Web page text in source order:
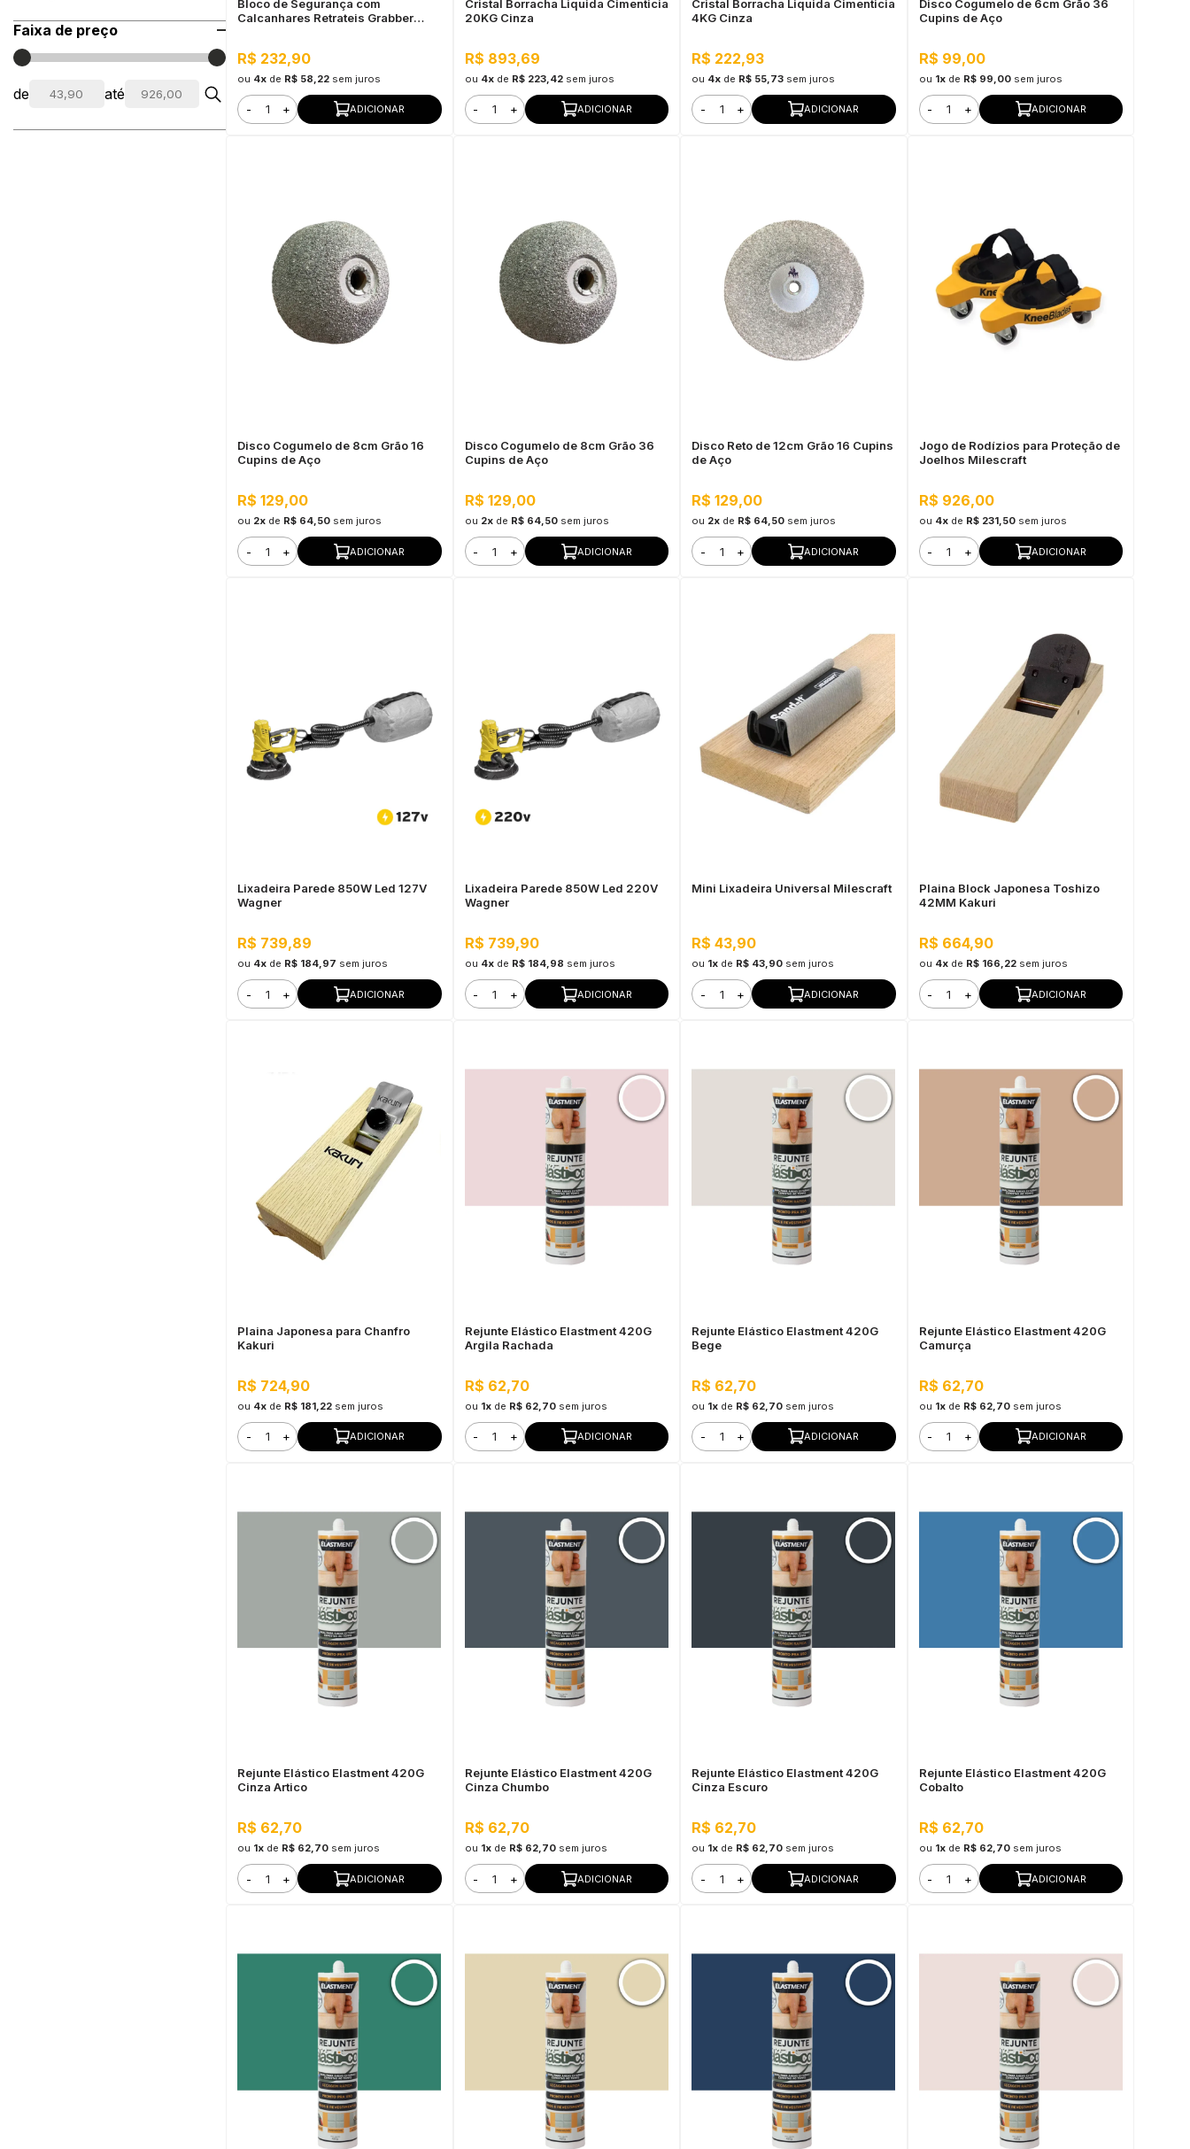
Faixa de preço
de até
Bloco de Segurança com
Calcanhares Retrateis Grabber
R$ 232,90
ou 4x de R$ 58,22 sem juros
- + ADICIONAR
Cristal Borracha Liquida Cimenticia
20KG Cinza
R$ 893,69
ou 4xde R$ 223,42 sem juros
- + ADICIONAR
Cristal Borracha Liquida Cimenticia
4KG Cinza
R$ 222,93
ou 4x de R$ 55,73 sem juros
- + ADICIONAR
Disco Cogumelo de 6cm Grão 36
Cupins de Aço
R$ 99,00
ou 1xde R$ 99,00 sem juros
- + ADICIONAR
Disco Cogumelo de 8cm Grão 16
Cupins de Aço
R$ 129,00
ou 2x de R$ 64,50 sem juros
- + ADICIONAR
Disco Cogumelo de 8cm Grão 36
Cupins de Aço
R$ 129,00
ou 2xde R$ 64,50 sem juros
- + ADICIONAR
Disco Reto de 12cm Grão 16 Cupins
de Aço
R$ 129,00
ou 2x de R$ 64,50 sem juros
- + ADICIONAR
Jogo de Rodízios para Proteção de
Joelhos Milescraft
R$ 926,00
ou 4xde R$ 231,50 sem juros
- + ADICIONAR
Lixadeira Parede 850W Led 127V
Wagner
R$ 739,89
ou 4x de R$ 184,97 sem juros
- + ADICIONAR
Lixadeira Parede 850W Led 220V
Wagner
R$ 739,90
ou 4xde R$ 184,98 sem juros
- + ADICIONAR
Mini Lixadeira Universal Milescraft
R$ 43,90
ou 1x de R$ 43,90 sem juros
- + ADICIONAR
Plaina Block Japonesa Toshizo
42MM Kakuri
R$ 664,90
ou 4xde R$ 166,22 sem juros
- + ADICIONAR
Plaina Japonesa para Chanfro
Kakuri
R$ 724,90
ou 4x de R$ 181,22 sem juros
- + ADICIONAR
Rejunte Elástico Elastment 420G
Argila Rachada
R$ 62,70
ou 1xde R$ 62,70 sem juros
- + ADICIONAR
Rejunte Elástico Elastment 420G
Bege
R$ 62,70
ou 1x de R$ 62,70 sem juros
- + ADICIONAR
Rejunte Elástico Elastment 420G
Camurça
R$ 62,70
ou 1xde R$ 62,70 sem juros
- + ADICIONAR
Rejunte Elástico Elastment 420G
Cinza Artico
R$ 62,70
ou 1x de R$ 62,70 sem juros
- + ADICIONAR
Rejunte Elástico Elastment 420G
Cinza Chumbo
R$ 62,70
ou 1xde R$ 62,70 sem juros
- + ADICIONAR
Rejunte Elástico Elastment 420G
Cinza Escuro
R$ 62,70
ou 1x de R$ 62,70 sem juros
- + ADICIONAR
Rejunte Elástico Elastment 420G
Cobalto
R$ 62,70
ou 1xde R$ 62,70 sem juros
- + ADICIONAR